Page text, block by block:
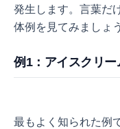
発生します。言葉だ
体例を見てみましょ
例1：アイスクリ
最もよく知られた例